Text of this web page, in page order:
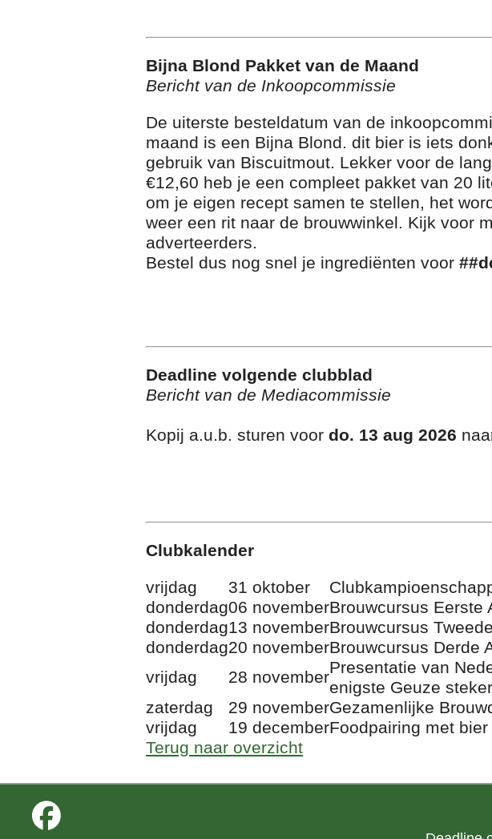
Bijna Blond Pakket van de Maand
Bericht van de Inkoopcommissie
De uiterste besteldatum van de
maand is een Bijna Blond. dit bier is iets
gebruik van Biscuitmout. Lekker voor de
€12,60 heb je een compleet pakket van 20
om je eigen recept samen te stellen, het
weer een rit naar de brouwwinkel. Kijk voor
adverteerders.
Bestel dus nog snel je ingrediënten voor
Deadline volgende clubblad
Bericht van de Mediacommissie
Kopij a.u.b. sturen voor do. 13 aug 2026
Clubkalender
vrijdag
31 oktober
donderdag06 novemberBrouwcursus Eerste
donderdag13 novemberBrouwcursus
donderdag20 novemberBrouwcursus Derde
vrijdag
28 november
Presentatie van
enigste Geuze steker
zaterdag
29 novemberGezamenlijke
vrijdag
19 decemberFoodpairing met bier
Terug naar overzicht